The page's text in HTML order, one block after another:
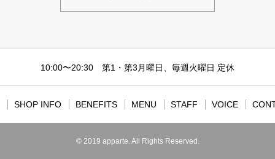
10:00〜20:30 第1・第3月曜日、毎週火曜日 定休
SHOP INFO BENEFITS MENU STAFF VOICE
© 2019 apparte. All Rights Reserved.